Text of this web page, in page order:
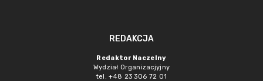
REDAKCJA
Redaktor Naczelny
Wydział Organizacjyjny
tel. +48 23 306 72 01